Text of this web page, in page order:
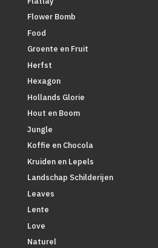
Flower Bomb
Food
Groente en Fruit
Herfst
Hexagon
Hollands Glorie
Hout en Boom
Jungle
Koffie en Chocola
Kruiden en Lepels
Landschap Schilderijen
Leaves
Lente
Love
Naturel